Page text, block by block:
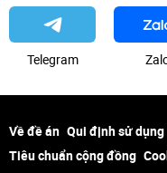
Telegram
Về đề án Qui định sử
Tiêu chuẩn cộng đồng